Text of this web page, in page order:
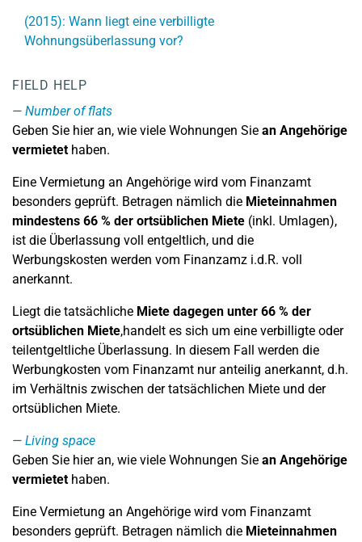
(2015): Wann liegt eine verbilligte
Wohnungsüberlassung vor?
FIELD HELP
Number of flats
Geben Sie hier an, wie viele Wohnungen Sie an Angehörige
vermietethaben.
Eine Vermietung an Angehörige wird vom Finanzamt
besonders geprüft. Betragen nämlich die Mieteinnahmen
mindestens 66 % der ortsüblichen Miete (inkl. Umlagen),
ist die Überlassung voll entgeltlich, und die
Werbungskosten werden vom Finanzamz i.d.R. voll
anerkannt.
Liegt die tatsächliche Miete dagegen unter 66 % der
ortsüblichen Miete,handelt es sich um eine verbilligte oder
teilentgeltliche Überlassung. In diesem Fall werden die
Werbungkosten vom Finanzamt nur anteilig anerkannt, d.h.
im Verhältnis zwischen der tatsächlichen Miete und der
ortsüblichen Miete.
Living space
Geben Sie hier an, wie viele Wohnungen Sie an Angehörige
vermietethaben.
Eine Vermietung an Angehörige wird vom Finanzamt
besonders geprüft. Betragen nämlich die Mieteinnahmen